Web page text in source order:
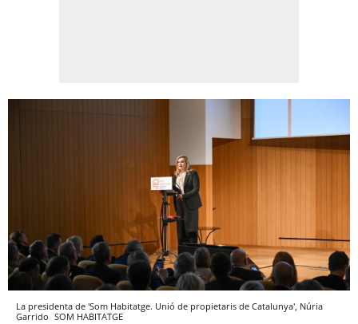
La presidenta de 'Som Habitatge. Unió de propietaris de Catalunya', Núria
Garrido SOM HABITATGE